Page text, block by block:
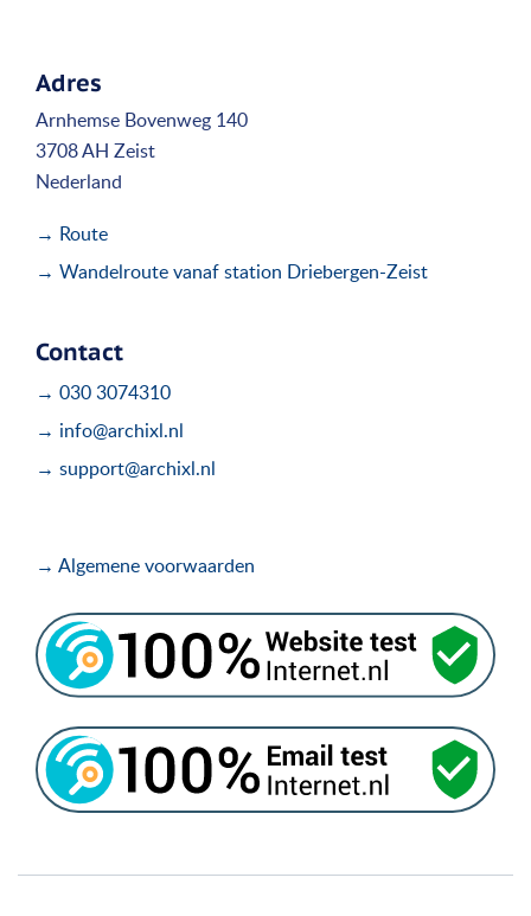
Adres
Arnhemse Bovenweg 140
3708 AH Zeist
Nederland
→ Route
→ Wandelroute vanaf station Driebergen-Zeist
Contact
→ 030 3074310
→ info@archixl.nl
→ support@archixl.nl
→ Algemene voorwaarden